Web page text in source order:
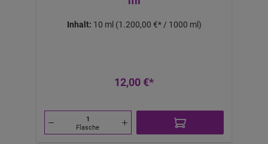
Inhalt: 10 ml (1.200,00 €* / 1000 ml)
12,00 €*
Flasche